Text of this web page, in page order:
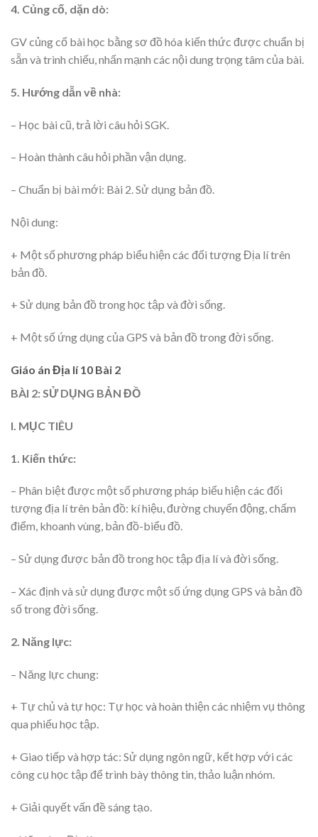
4. Củng cố, dặn dò:
GV củng cố bài học bằng sơ đồ hóa kiến thức được chuẩn bị
sẵn và trình chiếu, nhấn mạnh các nội dung trọng tâm của bài.
5. Hướng dẫn về nhà:
– Học bài cũ, trả lời câu hỏi SGK.
– Hoàn thành câu hỏi phần vận dụng.
– Chuẩn bị bài mới: Bài 2. Sử dụng bản đồ.
Nội dung:
+ Một số phương pháp biểu hiện các đối tượng Địa lí trên
bản đồ.
+ Sử dụng bản đồ trong học tập và đời sống.
+ Một số ứng dụng của GPS và bản đồ trong đời sống.
Giáo án Địa lí 10 Bài 2
BÀI 2: SỬ DỤNG BẢN ĐỒ
I. MỤC TIÊU
1. Kiến thức:
– Phân biệt được một số phương pháp biểu hiện các đối
tượng địa lí trên bản đồ: kí hiệu, đường chuyển động, chấm
điểm, khoanh vùng, bản đồ-biểu đồ.
– Sử dụng được bản đồ trong học tập địa lí và đời sống.
– Xác định và sử dụng được một số ứng dụng GPS và bản đồ
số trong đời sống.
2. Năng lực:
– Năng lực chung:
+ Tự chủ và tự học: Tự học và hoàn thiện các nhiệm vụ thông
qua phiếu học tập.
+ Giao tiếp và hợp tác: Sử dụng ngôn ngữ, kết hợp với các
công cụ học tập để trình bày thông tin, thảo luận nhóm.
+ Giải quyết vấn đề sáng tạo.